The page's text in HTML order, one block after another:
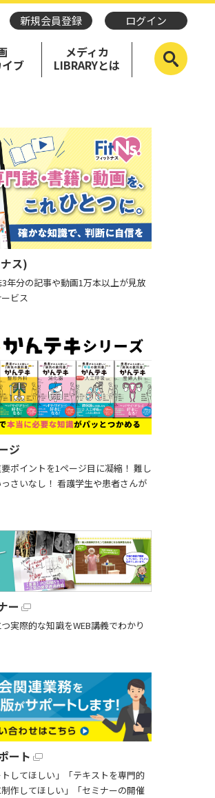
新規会員登録 ログイン
ブ
メディカ
LIBRARYとは
ス)
年分の記事や動画1万本以上が見放
ビス
ジ
ポイントを1ページ目に凝縮！ 難し
さいなし！ 看護学生や患者さんが
ー
実際的な知識をWEB講義でわかり
ート
トしてほしい」「テキストを専門的
作してほしい」「セミナーの開催